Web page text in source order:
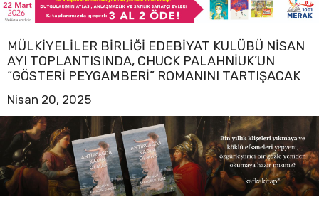
MÜLKIYELILER BIRLIĞI EDEBIYAT KULÜBÜ NISAN
AYI TOPLANTISINDA, CHUCK PALAHNIUK’UN
“GÖSTERI PEYGAMBERI” ROMANINI TARTIŞACAK
Nisan 20, 2025